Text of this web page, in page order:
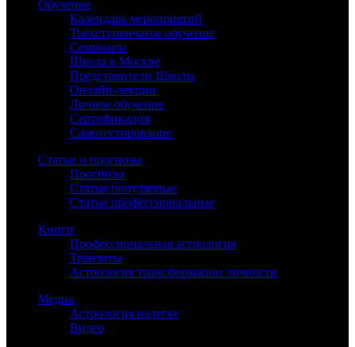
Обучение
Календарь мероприятий
Трёхступенчатое обучение
Семинары
Школа в Москве
Представители Школы
Онлайн-лекции
Личное обучение
Сертификация
Самотестирование
Статьи и прогнозы
Прогнозы
Статьи популярные
Статьи профессиональные
Книги
Профессиональная астрология
Транзиты
Астрология трансформации личности
Медиа
Астрология налегке
Видео